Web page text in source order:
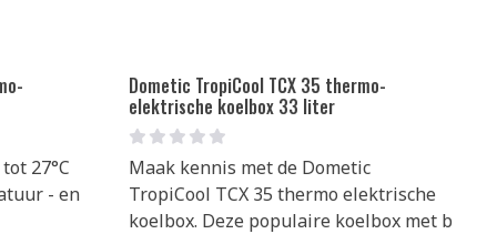
27°C
- en
Dometic TropiCool TCX 35 thermo-
elektrische koelbox 33 liter
Maak kennis met de Dometic
TropiCool TCX 35 thermo elektrische
koelbox. Deze populaire koelbox met b